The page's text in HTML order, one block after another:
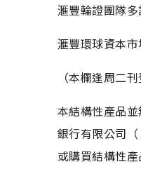
滙豐輪證團隊
滙豐環球資本
（本欄逢周二刊
本結構性產品
銀行有限公司
或購買結構性